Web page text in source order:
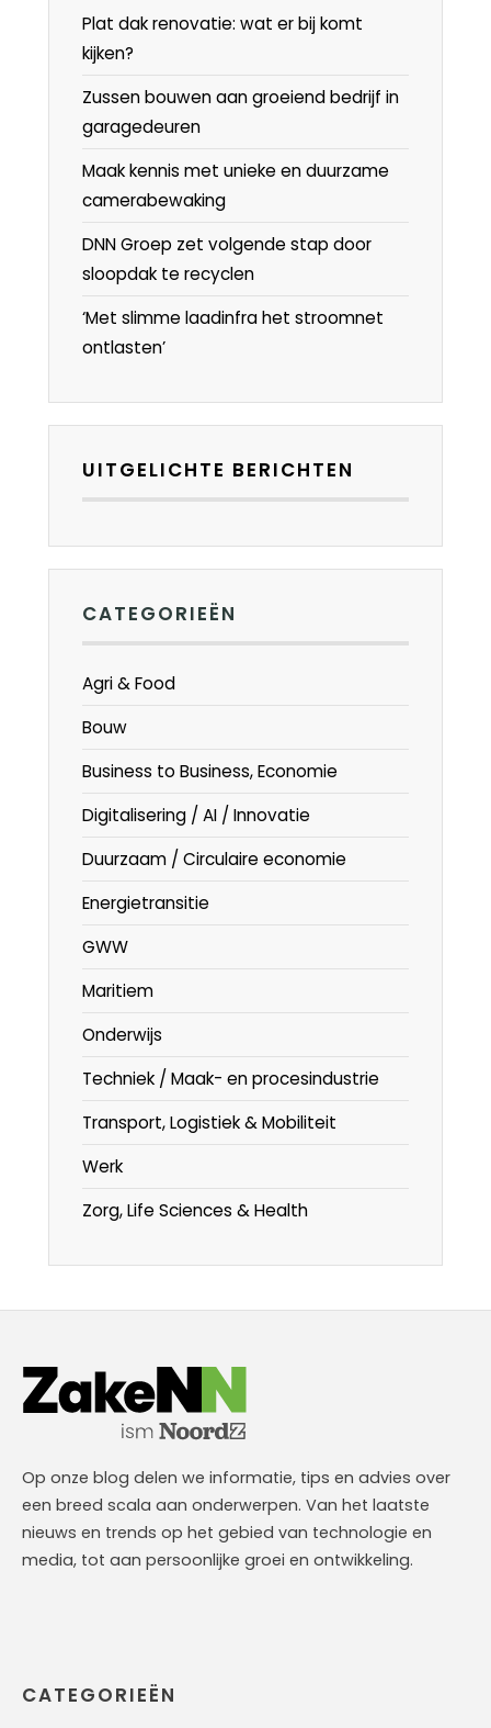
Plat dak renovatie: wat er bij komt
kijken?
Zussen bouwen aan groeiend bedrijf in
garagedeuren
Maak kennis met unieke en duurzame
camerabewaking
DNN Groep zet volgende stap door
sloopdak te recyclen
‘Met slimme laadinfra het stroomnet
ontlasten’
UITGELICHTE BERICHTEN
CATEGORIEËN
Agri & Food
Bouw
Business to Business, Economie
Digitalisering / AI / Innovatie
Duurzaam / Circulaire economie
Energietransitie
GWW
Maritiem
Onderwijs
Techniek / Maak- en procesindustrie
Transport, Logistiek & Mobiliteit
Werk
Zorg, Life Sciences & Health
Op onze blog delen we informatie, tips en advies over
een breed scala aan onderwerpen. Van het laatste
nieuws en trends op het gebied van technologie en
media, tot aan persoonlijke groei en ontwikkeling.
CATEGORIEËN